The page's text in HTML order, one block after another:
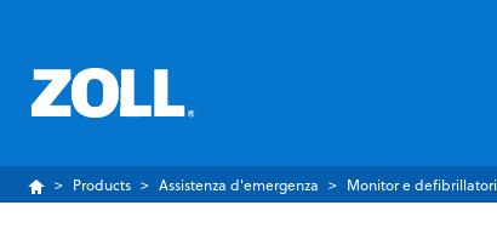
Products Assistenza d'emergenza Monitor e defibrillatori